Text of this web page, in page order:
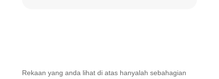
Rekaan yang anda lihat di atas hanyalah sebahagian